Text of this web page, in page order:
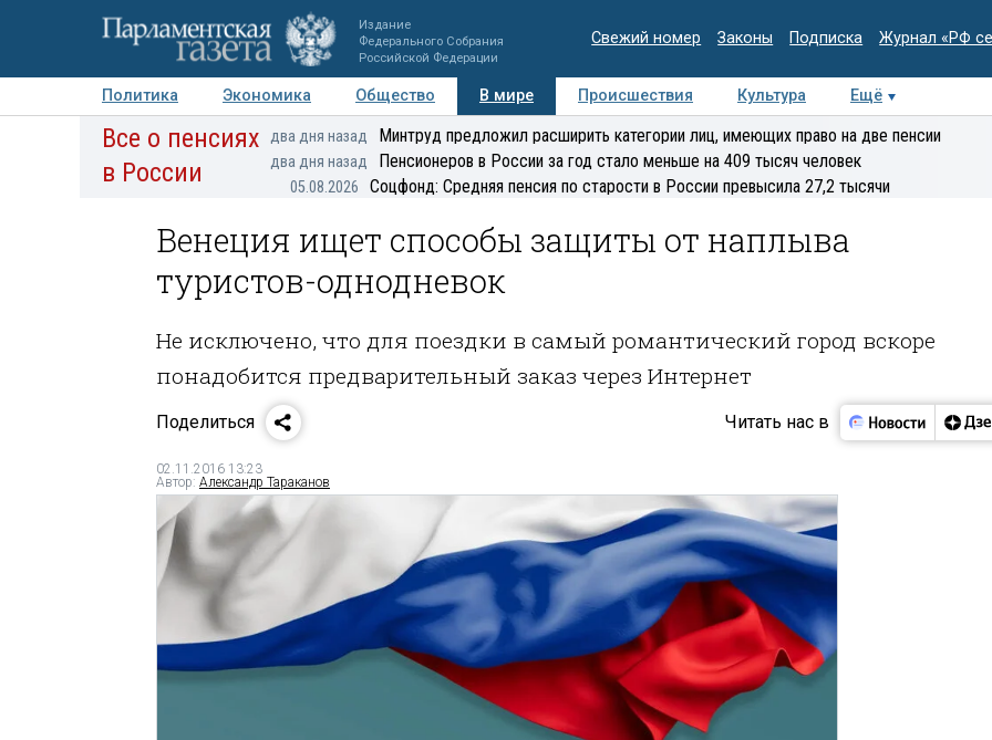
Издание
Федерального Собрания
Российской Федерации
Свежий номер Законы Подписка Журнал «РФ
Политика Экономика Общество В мире Происшествия Культура
Ещё
Авторы Персоны Мнения Регионы Медиацентр Интервью Колумнисты
Все о пенсиях
в России
два дня назад Минтруд предложил расширить категории лиц, имеющих право на две пенсии
два дня назад Пенсионеров в России за год стало меньше на 409 тысяч человек
05.08.2026 Соцфонд: Средняя пенсия по старости в России превысила 27,2 тысячи
Венеция ищет способы защиты от наплыва
туристов-однодневок
Не исключено, что для поездки в самый романтический город вскоре
понадобится предварительный заказ через Интернет
Поделиться Читать нас в
02.11.2016 13:23
Автор: Александр Тараканов